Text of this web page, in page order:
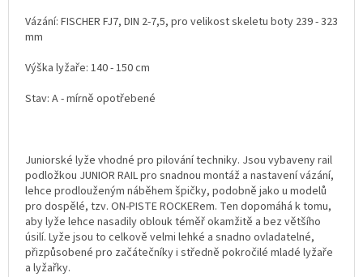
Vázání: FISCHER FJ7, DIN 2-7,5, pro velikost skeletu boty 239 - 323
mm
Výška lyžaře: 140 - 150 cm
Stav: A - mírně opotřebené
Juniorské lyže vhodné pro pilování techniky. Jsou vybaveny rail
podložkou JUNIOR RAIL pro snadnou montáž a nastavení vázání,
lehce prodlouženým náběhem špičky, podobně jako u modelů
pro dospělé, tzv. ON-PISTE ROCKERem. Ten dopomáhá k tomu,
aby lyže lehce nasadily oblouk téměř okamžitě a bez většího
úsilí. Lyže jsou to celkově velmi lehké a snadno ovladatelné,
přizpůsobené pro začátečníky i středně pokročilé mladé lyžaře
a lyžařky.